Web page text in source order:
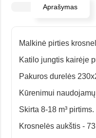
Aprašymas
Malkinė pirties
Katilo jungtis kairėje
Pakuros durelės
Kūrenimui
Skirta 8-18 m³ pirtims.
Krosnelės aukštis -